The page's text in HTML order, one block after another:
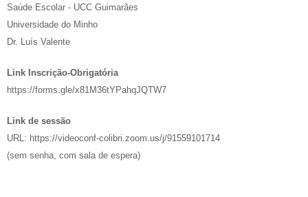
Saúde Escolar - UCC Guimarães
Universidade do Minho
Dr. Luís Valente
Link Inscrição-Obrigatória
https://forms.gle/x81M36tYPahqJQTW7
Link de sessão
URL: https://videoconf-colibri.zoom.us/j/91559101714
(sem senha, com sala de espera)